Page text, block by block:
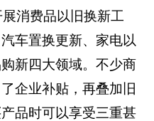
消费品以旧换新工
车置换更新、家电以
新四大领域。不少商
企业补贴，再叠加旧
品时可以享受三重甚